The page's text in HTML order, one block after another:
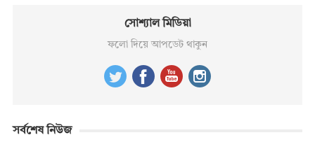
সোশ্যাল মিডিয়া
ফলো দিয়ে আপডেট থাকুন
সর্বশেষ নিউজ